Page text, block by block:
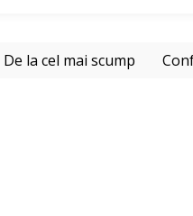
De la cel mai scump